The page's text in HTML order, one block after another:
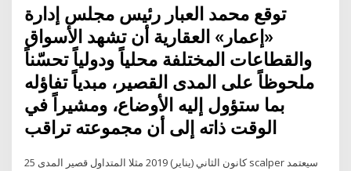
توقع محمد العبار رئيس مجلس إدارة
«إعمار» العقارية أن تشهد الأسواق
والقطاعات المختلفة محلياً ودولياً تحسّناً
ملحوظاً على المدى القصير، مبدياً تفاؤله
بما ستؤول إليه الأوضاع، ومشيراً في
الوقت ذاته إلى أن مجموعته تراقب
25 كانون الثاني (يناير) 2019 مثلا المتداول قصير المدى scalper سيعتمد